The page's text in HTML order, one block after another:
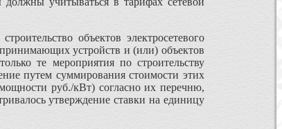
объектов электросетевого
устройств и (или) объектов
те мероприятия по строительству
путем суммирования стоимости этих
руб./кВт) согласно их перечню,
утверждение ставки на единицу